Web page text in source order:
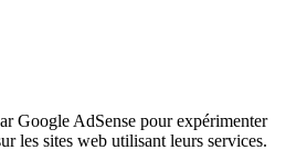
Google AdSense pour expérimenter
les sites web utilisant leurs services.